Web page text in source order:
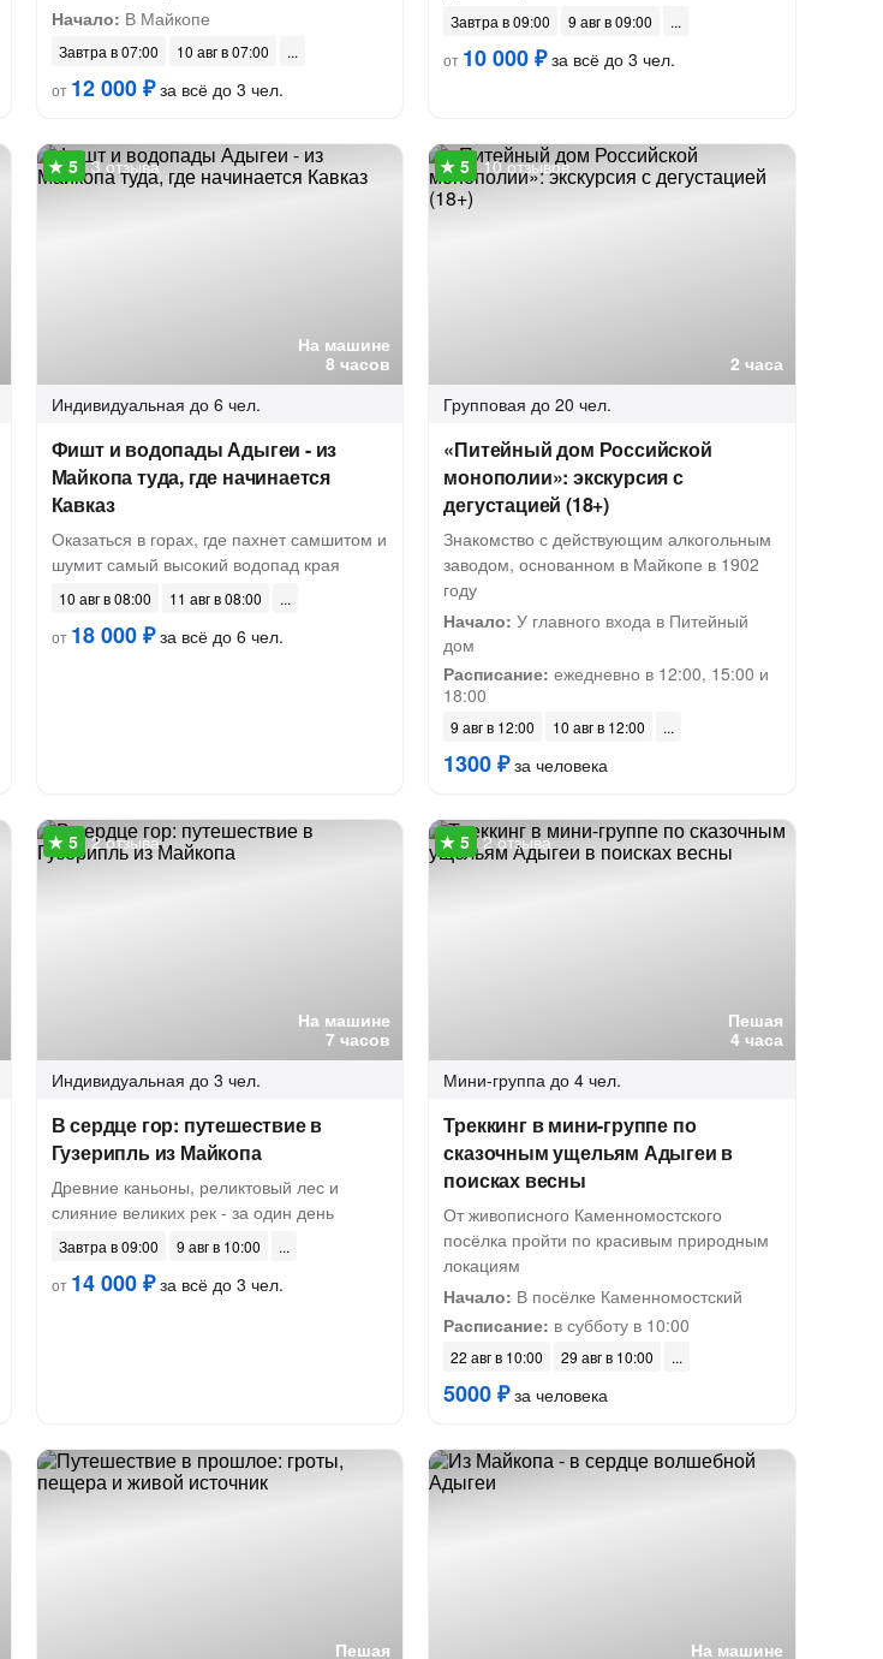
Начало: В Майкопе
Завтра в 07:00
10 авг в 07:00
от 12 000 ₽за всё до 3 чел.
Завтра в 09:00
9 авг в 09:00
от 10 000 ₽за всё до 3 чел.
На машине
8 часов
3 отзыва
Индивидуальная до 6 чел.
Фишт и водопады Адыгеи - из
Майкопа туда, где начинается
Кавказ
Оказаться в горах, где пахнет самшитом и
шумит самый высокий водопад края
10 авг в 08:00
11 авг в 08:00
от 18 000 ₽за всё до 6 чел.
2 часа
10 отзывов
Групповая до 20 чел.
«Питейный дом Российской
монополии»: экскурсия с
дегустацией (18+)
Знакомство с действующим алкогольным
заводом, основанном в Майкопе в 1902
году
Начало: У главного входа в Питейный
дом
Расписание: ежедневно в 12:00, 15:00 и
18:00
9 авг в 12:00 10 авг в 12:00
1300 ₽за человека
На машине
7 часов
2 отзыва
Индивидуальная до 3 чел.
В сердце гор: путешествие в
Гузерипль из Майкопа
Древние каньоны, реликтовый лес и
слияние великих рек - за один день
Завтра в 09:00
9 авг в 10:00
от 14 000 ₽за всё до 3 чел.
Пешая
4 часа
2 отзыва
Мини-группа до 4 чел.
Треккинг в мини-группе по
сказочным ущельям Адыгеи в
поисках весны
От живописного Каменномостского
посёлка пройти по красивым природным
локациям
Начало: В посёлке Каменномостский
Расписание: в субботу в 10:00
22 авг в 10:00 29 авг в 10:00
5000 ₽за человека
Пешая
На машине